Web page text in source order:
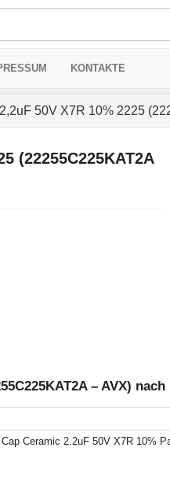
KONTAKTE
2,2uF 50V X7R 10% 2225
(22255C225KAT2A
– AVX)
Cap Ceramic 2.2uF 50V X7R 10%